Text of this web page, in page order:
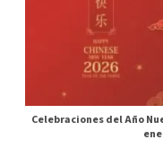
Celebraciones del Año